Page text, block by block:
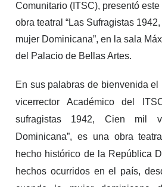
Comunitario (ITSC), presentó
obra teatral “Las Sufragistas
mujer Dominicana”, en la sala
del Palacio de Bellas Artes.
En sus palabras de bienvenida el
vicerrector Académico del
sufragistas 1942, Cien mil
Dominicana”, es una obra
hecho histórico de la República
hechos ocurridos en el país,